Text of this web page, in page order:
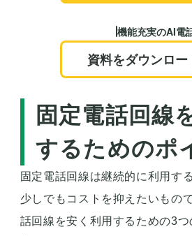
機能充実のAI電
資料をダウンロー
固定電話回線
するためのポ
固定電話回線は継続的に利用す
少しでもコストを抑えたいもの
話回線を安く利用するための3